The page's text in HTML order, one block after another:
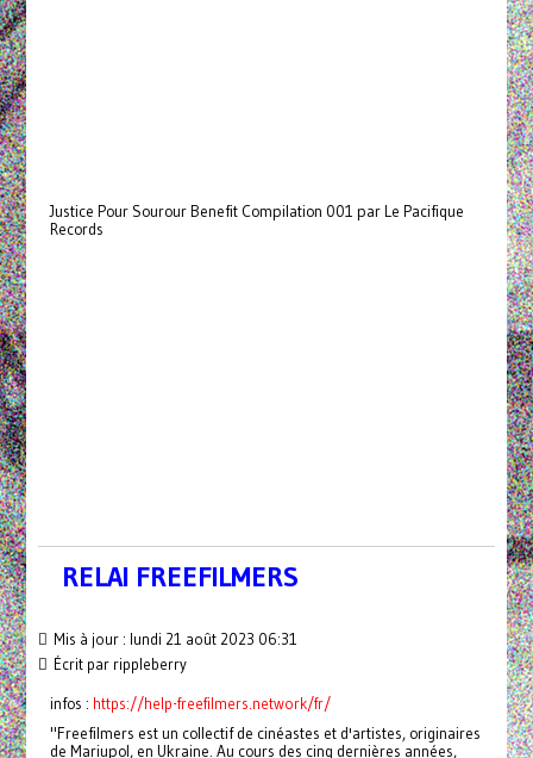
Justice Pour Sourour Benefit Compilation 001 par Le Pacifique
Records
RELAI FREEFILMERS
Mis à jour : lundi 21 août 2023 06:31
Écrit par rippleberry
infos : https://help-freefilmers.network/fr/
"Freefilmers est un collectif de cinéastes et d'artistes, originaires
de Mariupol, en Ukraine. Au cours des cinq dernières années,